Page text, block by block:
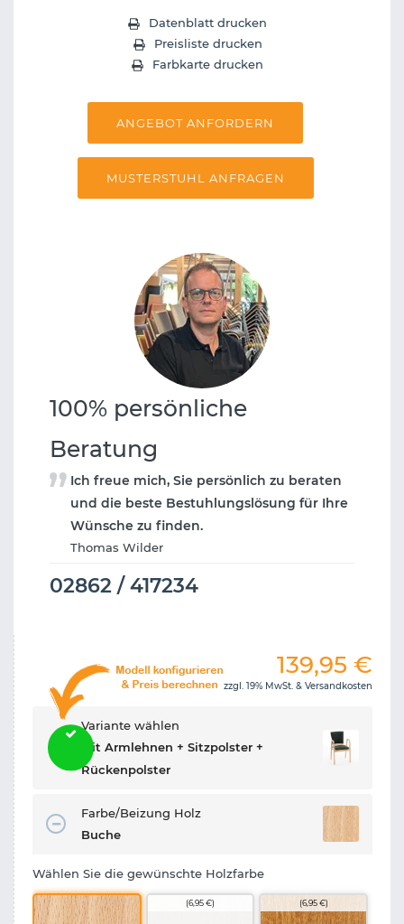
Datenblatt drucken
Preisliste drucken
Farbkarte drucken
ANGEBOT ANFORDERN
MUSTERSTUHL ANFRAGEN
100% persönliche
Beratung
Ich freue mich, Sie persönlich zu beraten
und die beste Bestuhlungslösung für Ihre
Wünsche zu finden.
Thomas Wilder
02862 / 417234
139,95 €
zzgl. 19% MwSt. & Versandkosten
Variante wählen
Mit Armlehnen + Sitzpolster +
Rückenpolster
Farbe/Beizung Holz
Buche
Wählen Sie die gewünschte Holzfarbe
(6,95 €) (6,95 €)